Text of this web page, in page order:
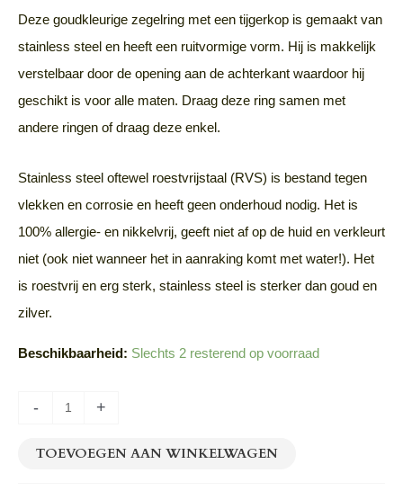
Deze goudkleurige zegelring met een tijgerkop is gemaakt van
stainless steel en heeft een ruitvormige vorm. Hij is makkelijk
verstelbaar door de opening aan de achterkant waardoor hij
geschikt is voor alle maten. Draag deze ring samen met
andere ringen of draag deze enkel.
Stainless steel oftewel roestvrijstaal (RVS) is bestand tegen
vlekken en corrosie en heeft geen onderhoud nodig. Het is
100% allergie- en nikkelvrij, geeft niet af op de huid en verkleurt
niet (ook niet wanneer het in aanraking komt met water!). Het
is roestvrij en erg sterk, stainless steel is sterker dan goud en
zilver.
Beschikbaarheid: Slechts 2 resterend op voorraad
- +
TOEVOEGEN AAN WINKELWAGEN